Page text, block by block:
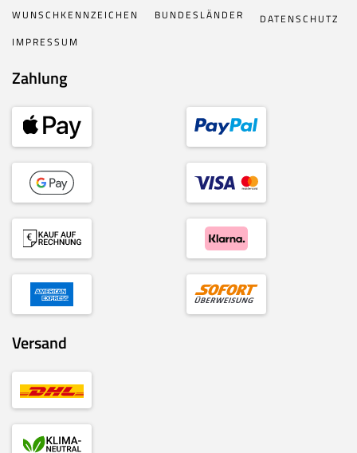
WUNSCHKENNZEICHEN BUNDESLÄNDER
DATENSCHUTZ
IMPRESSUM
Zahlung
Versand